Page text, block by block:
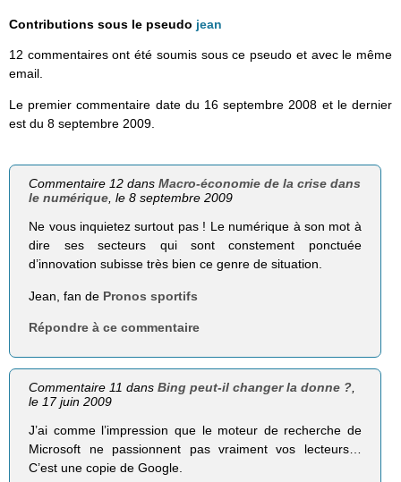
Contributions sous le pseudo jean
12 commentaires ont été soumis sous ce pseudo et avec le même
email.
Le premier commentaire date du 16 septembre 2008 et le dernier
est du 8 septembre 2009.
Commentaire 12 dansMacro-économie de la crise dans
le numérique, le 8 septembre 2009
Ne vous inquietez surtout pas ! Le numérique à son mot à
dire ses secteurs qui sont constement ponctuée
d’innovation subisse très bien ce genre de situation.
Jean, fan de Pronos sportifs
Répondre à ce commentaire
Commentaire 11 dansBing peut-il changer la donne ?
le 17 juin 2009
J’ai comme l’impression que le moteur de recherche de
Microsoft ne passionnent pas vraiment vos lecteurs…
C’est une copie de Google.